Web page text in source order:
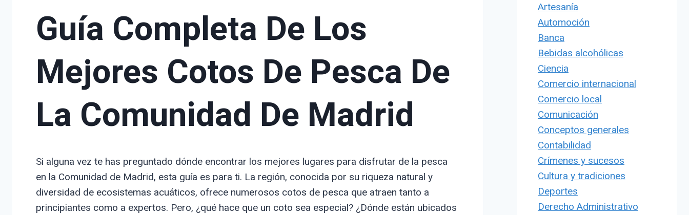
Guía Completa De Los
Mejores Cotos De Pesca De
La Comunidad De Madrid
Si alguna vez te has preguntado dónde encontrar los mejores lugares para disfrutar de la pesca
en la Comunidad de Madrid, esta guía es para ti. La región, conocida por su riqueza natural y
diversidad de ecosistemas acuáticos, ofrece numerosos cotos de pesca que atraen tanto a
principiantes como a expertos. Pero, ¿qué hace que un coto sea especial? ¿Dónde están ubicados
Artesanía
Automoción
Banca
Bebidas alcohólicas
Ciencia
Comercio internacional
Comercio local
Comunicación
Conceptos generales
Contabilidad
Crímenes y sucesos
Cultura y tradiciones
Deportes
Derecho Administrativo